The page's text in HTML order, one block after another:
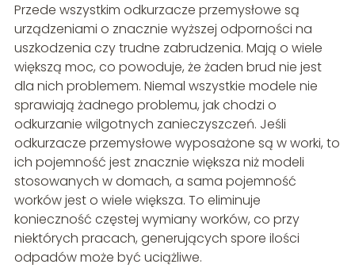
Przede wszystkim odkurzacze przemysłowe są
urządzeniami o znacznie wyższej odporności na
uszkodzenia czy trudne zabrudzenia. Mają o wiele
większą moc, co powoduje, że żaden brud nie jest
dla nich problemem. Niemal wszystkie modele nie
sprawiają żadnego problemu, jak chodzi o
odkurzanie wilgotnych zanieczyszczeń. Jeśli
odkurzacze przemysłowe wyposażone są w worki, to
ich pojemność jest znacznie większa niż modeli
stosowanych w domach, a sama pojemność
worków jest o wiele większa. To eliminuje
konieczność częstej wymiany worków, co przy
niektórych pracach, generujących spore ilości
odpadów może być uciążliwe.